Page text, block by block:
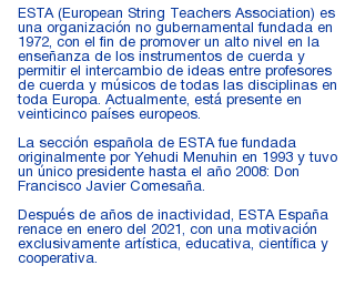
ESTA(European String Teachers Association) es
una organización no gubernamental fundada en
1972, con el fin de promover un alto nivel en la
enseñanza de los instrumentos de cuerda y
permitir el intercambio de ideas entre profesores
de cuerda y músicos de todas las disciplinas en
toda Europa. Actualmente, está presente en
veinticinco países europeos.
La sección española de ESTA fue fundada
originalmente por Yehudi Menuhin en 1993 y tuvo
un único presidente hasta el año 2008: Don
Francisco Javier Comesaña.
Después de años de inactividad, ESTA España
renace en enero del 2021, con una motivación
exclusivamente artística, educativa, científica y
cooperativa.